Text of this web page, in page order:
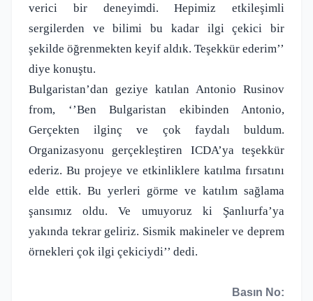
verici bir deneyimdi. Hepimiz etkileşimli
sergilerden ve bilimi bu kadar ilgi çekici bir
şekilde öğrenmekten keyif aldık. Teşekkür ederim’’
diye konuştu.
Bulgaristan’dan geziye katılan Antonio Rusinov
from, ‘’Ben Bulgaristan ekibinden Antonio,
Gerçekten ilginç ve çok faydalı buldum.
Organizasyonu gerçekleştiren ICDA’ya teşekkür
ederiz. Bu projeye ve etkinliklere katılma fırsatını
elde ettik. Bu yerleri görme ve katılım sağlama
şansımız oldu. Ve umuyoruz ki Şanlıurfa’ya
yakında tekrar geliriz. Sismik makineler ve deprem
örnekleri çok ilgi çekiciydi’’ dedi.
Basın No: